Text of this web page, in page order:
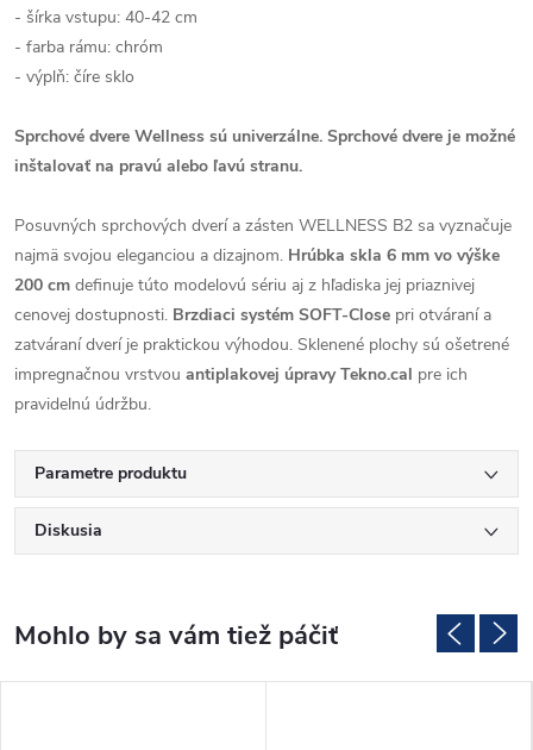
- šírka vstupu: 40-42 cm
- farba rámu: chróm
- výplň: číre sklo
Sprchové dvere Wellness sú univerzálne. Sprchové dvere je možné
inštalovať na pravú alebo ľavú stranu.
Posuvných sprchových dverí a zásten WELLNESS B2 sa vyznačuje
najmä svojou eleganciou a dizajnom. Hrúbka skla 6 mm vo výške
200 cm definuje túto modelovú sériu aj z hľadiska jej priaznivej
cenovej dostupnosti. Brzdiaci systém SOFT-Close pri otváraní a
zatváraní dverí je praktickou výhodou. Sklenené plochy sú ošetrené
impregnačnou vrstvou antiplakovej úpravy Tekno.cal pre ich
pravidelnú údržbu.
Parametre produktu
Diskusia